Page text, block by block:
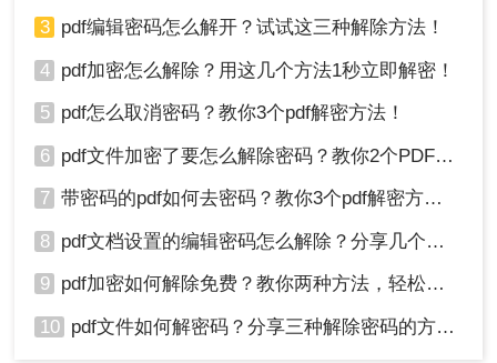
3 pdf编辑密码怎么解开？试试这三种解除方法！
4 pdf加密怎么解除？用这几个方法1秒立即解密！
5 pdf怎么取消密码？教你3个pdf解密方法！
6 pdf文件加密了要怎么解除密码？教你2个PDF解密方法
7 带密码的pdf如何去密码？教你3个pdf解密方法！
8 pdf文档设置的编辑密码怎么解除？分享几个解密方法！
9 pdf加密如何解除免费？教你两种方法，轻松解锁pdf文件！
10 pdf文件如何解密码？分享三种解除密码的方法！